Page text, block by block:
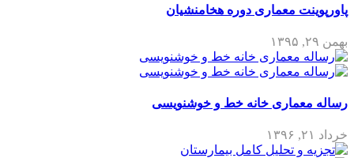
پاورپوینت معماری دوره هخامنشیان
بهمن ۲۹, ۱۳۹۵
رساله معماری خانه خط و خوشنویسی
خرداد ۲۱, ۱۳۹۶